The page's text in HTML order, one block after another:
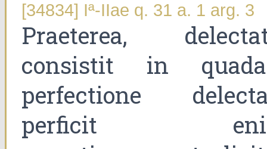
[34834] Iª-IIae q. 31 a. 1 arg. 3
Praeterea,
consistit in
perfectione
perficit